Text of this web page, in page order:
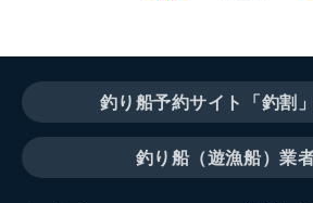
釣り船予約サイト「釣割
釣り船（遊漁船）業